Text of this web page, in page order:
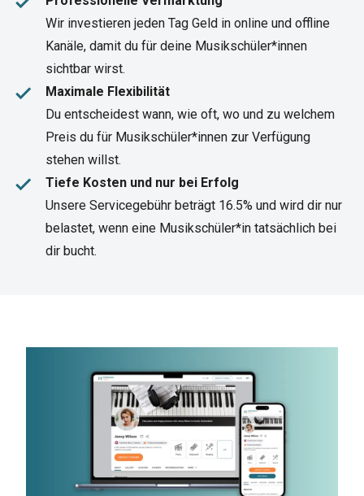
Wir investieren jeden Tag Geld in online und offline
Kanäle, damit du für deine Musikschüler*innen
sichtbar wirst.
done
Maximale Flexibilität
Du entscheidest wann, wie oft, wo und zu welchem
Preis du für Musikschüler*innen zur Verfügung
stehen willst.
done
Tiefe Kosten und nur bei Erfolg
Unsere Servicegebühr beträgt 16.5% und wird dir nur
belastet, wenn eine Musikschüler*in tatsächlich bei
dir bucht.